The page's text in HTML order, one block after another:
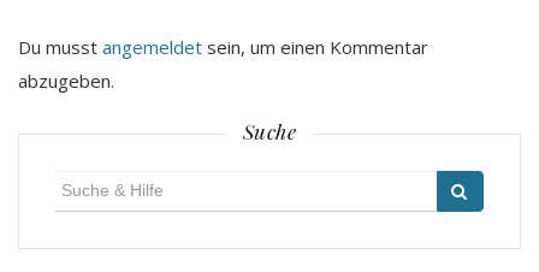
Du musst angemeldet sein, um einen Kommentar
abzugeben.
Suche